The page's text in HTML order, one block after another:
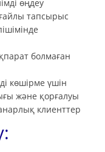
өңдеу
тапсырыс
болмаған
көшірме үшін
және қорғалуы
клиенттер